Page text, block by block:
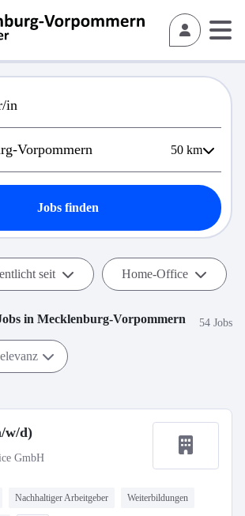
50 km
Jobs finden
seit Home-Office
in Mecklenburg-Vorpommern 54 Jobs
w/d)
GmbH
Nachhaltiger Arbeitgeber Weiterbildungen